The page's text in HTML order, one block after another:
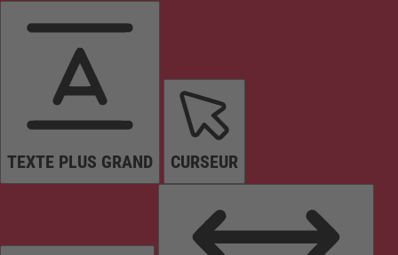
TEXTE PLUS GRAND CURSEUR